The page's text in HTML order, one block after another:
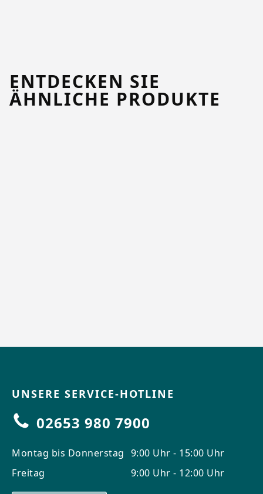
ENTDECKEN SIE
ÄHNLICHE PRODUKTE
UNSERE SERVICE-HOTLINE
02653 980 7900
Montag bis Donnerstag
Freitag
9:00 Uhr - 15:00 Uhr
9:00 Uhr - 12:00 Uhr